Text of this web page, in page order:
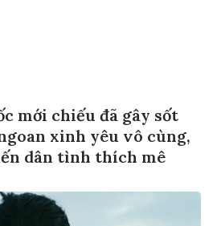
mới chiếu đã gây sốt
xinh yêu vô cùng,
dân tình thích mê